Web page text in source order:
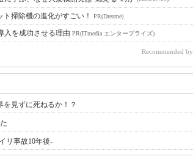
掃除機の進化がすごい！ PR(Dreame)
を成功させる理由 PR(ITmedia エンタープライズ)
Recommended by
を見ずに死ねるか！？
リ事故10年後-